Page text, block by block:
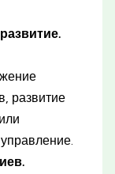
развитие